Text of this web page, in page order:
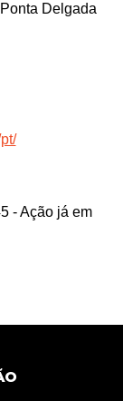
Delgada
- Ação já em